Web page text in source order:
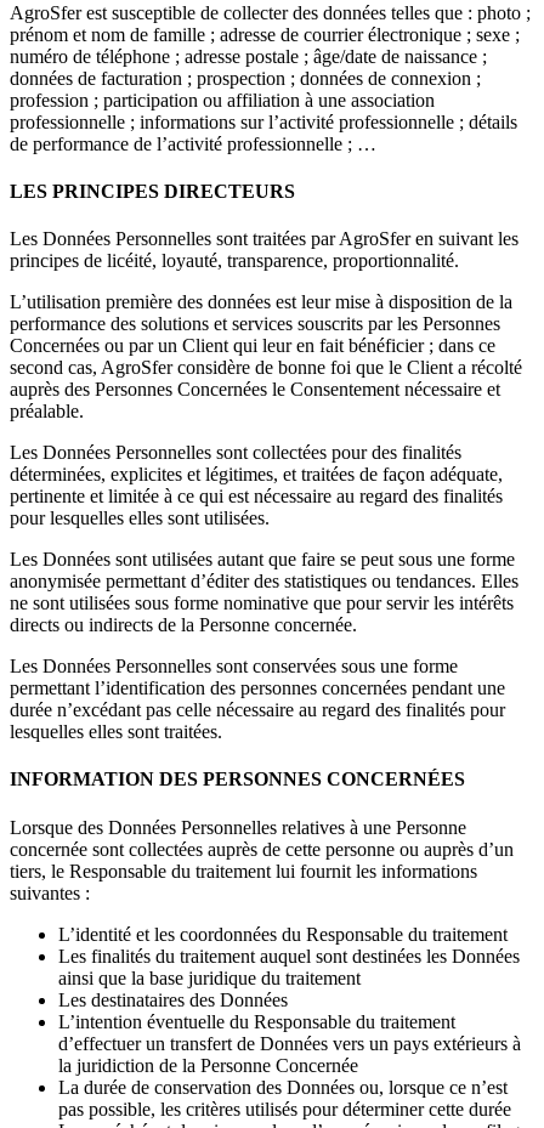
AgroSfer est susceptible de collecter des données telles que : photo ;
prénom et nom de famille ; adresse de courrier électronique ; sexe ;
numéro de téléphone ; adresse postale ; âge/date de naissance ;
données de facturation ; prospection ; données de connexion ;
profession ; participation ou affiliation à une association
professionnelle ; informations sur l’activité professionnelle ; détails
de performance de l’activité professionnelle ; …
LES PRINCIPES DIRECTEURS
Les Données Personnelles sont traitées par AgroSfer en suivant les
principes de licéité, loyauté, transparence, proportionnalité.
L’utilisation première des données est leur mise à disposition de la
performance des solutions et services souscrits par les Personnes
Concernées ou par un Client qui leur en fait bénéficier ; dans ce
second cas, AgroSfer considère de bonne foi que le Client a récolté
auprès des Personnes Concernées le Consentement nécessaire et
préalable.
Les Données Personnelles sont collectées pour des finalités
déterminées, explicites et légitimes, et traitées de façon adéquate,
pertinente et limitée à ce qui est nécessaire au regard des finalités
pour lesquelles elles sont utilisées.
Les Données sont utilisées autant que faire se peut sous une forme
anonymisée permettant d’éditer des statistiques ou tendances. Elles
ne sont utilisées sous forme nominative que pour servir les intérêts
directs ou indirects de la Personne concernée.
Les Données Personnelles sont conservées sous une forme
permettant l’identification des personnes concernées pendant une
durée n’excédant pas celle nécessaire au regard des finalités pour
lesquelles elles sont traitées.
INFORMATION DES PERSONNES CONCERNÉES
Lorsque des Données Personnelles relatives à une Personne
concernée sont collectées auprès de cette personne ou auprès d’un
tiers, le Responsable du traitement lui fournit les informations
suivantes :
L’identité et les coordonnées du Responsable du traitement
Les finalités du traitement auquel sont destinées les Données
ainsi que la base juridique du traitement
Les destinataires des Données
L’intention éventuelle du Responsable du traitement
d’effectuer un transfert de Données vers un pays extérieurs à
la juridiction de la Personne Concernée
La durée de conservation des Données ou, lorsque ce n’est
pas possible, les critères utilisés pour déterminer cette durée